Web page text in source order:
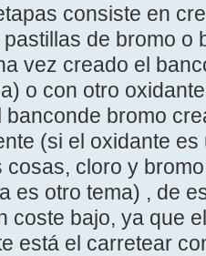
consiste en
de bromo o
vez creado el
o con otro
banconde bromo
(si el oxidante
cloro y
es otro tema) , de
coste bajo, ya que
está el carretear